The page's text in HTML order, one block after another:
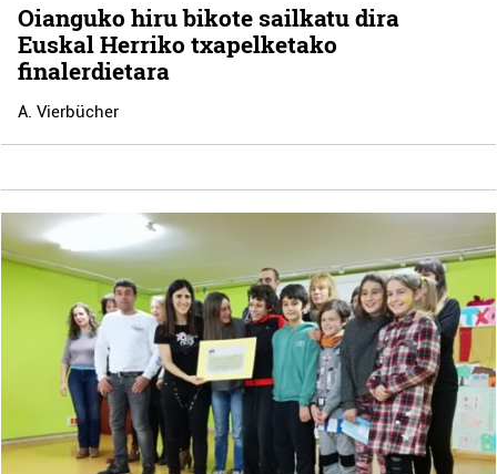
Oianguko hiru bikote sailkatu dira
Euskal Herriko txapelketako
finalerdietara
A. Vierbücher